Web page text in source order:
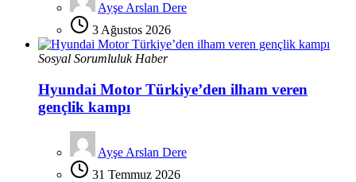
Ayşe Arslan Dere
3 Ağustos 2026
Sosyal Sorumluluk Haber
Hyundai Motor Türkiye’den ilham veren
gençlik kampı
Ayşe Arslan Dere
31 Temmuz 2026